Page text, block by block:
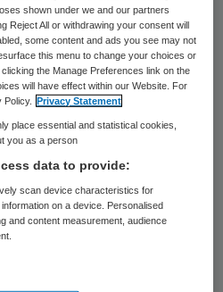
en
verwacht in juli,
ruim 400.000
helft van dit jaar
met het
laatste drie jaar, 8
geregistreerd.
zijn, kunnen de ziekte
shown under we and our partners
Reject All or withdrawing your consent will
some content and ads you see may not
this menu to change your choices or
the Manage Preferences link on the
will have effect within our Website. For
Policy.
Privacy Statement
place essential and statistical cookies,
you as a person
data to provide:
scan device characteristics for
on a device. Personalised
and content measurement, audience